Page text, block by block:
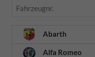
Fahrzeugnr.
Abarth
Alfa Romeo